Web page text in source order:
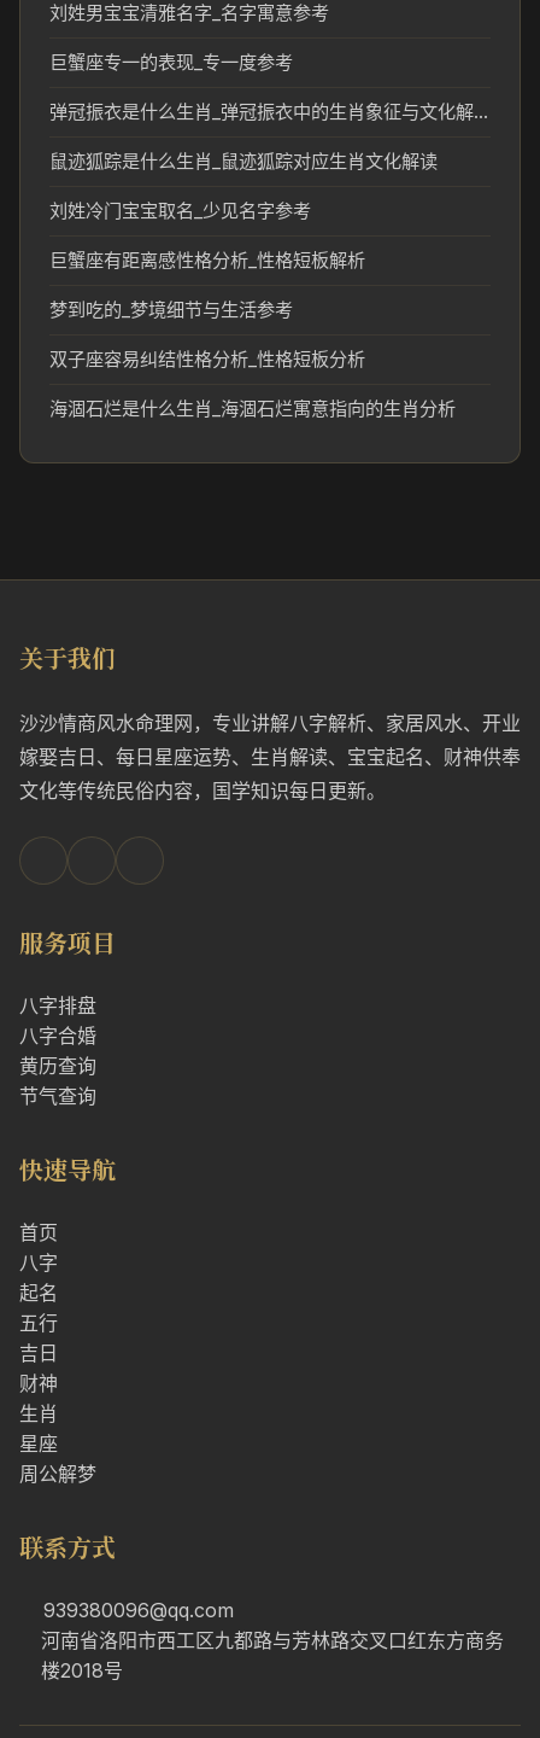
刘姓男宝宝清雅名字_名字寓意参考
巨蟹座专一的表现_专一度参考
弹冠振衣是什么生肖_弹冠振衣中的生肖象征与文化解读
鼠迹狐踪是什么生肖_鼠迹狐踪对应生肖文化解读
刘姓冷门宝宝取名_少见名字参考
巨蟹座有距离感性格分析_性格短板解析
梦到吃的_梦境细节与生活参考
双子座容易纠结性格分析_性格短板分析
海涸石烂是什么生肖_海涸石烂寓意指向的生肖分析
关于我们
沙沙情商风水命理网，专业讲解八字解析、家居风水、开业
嫁娶吉日、每日星座运势、生肖解读、宝宝起名、财神供奉
文化等传统民俗内容，国学知识每日更新。
服务项目
八字排盘
八字合婚
黄历查询
节气查询
快速导航
首页
八字
起名
五行
吉日
财神
生肖
星座
周公解梦
联系方式
939380096@qq.com
河南省洛阳市西工区九都路与芳林路交叉口红东方商务
楼2018号